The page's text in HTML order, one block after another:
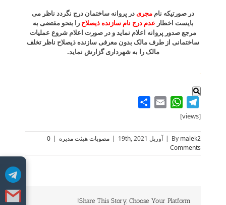
در صورتیکه نام مجریدر پروانه ساختمان درج نگردد ناظر می
بایست اخطار عدم درج نام سازنده ذیصلاح را بنحو مقتضی به
مرجع صدور پروانه اعلام نماید و در صورت اعلام شروع عملیات
ساختمانی از طرف مالک بدون معرفی سازنده ذیصلاح ناظر تخلف
مالک را به شهرداری گزارش نماید.
.
Telegram
WhatsApp
Email
[views]
By malek2
| آوریل 19th, 2021 | مصوبات هیئت مدیره |
0
Comments
Share This Story, Choose Your Platform!